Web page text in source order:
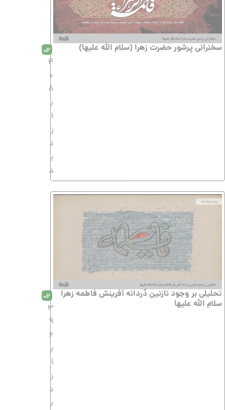
سخنرانى پرشور حضرت زهرا (سلام الله علیها)
4
0
8
ب
ا
ز
د
ی
د
تحليلى بر وجود نازنين دُردانه آفرينش فاطمه زهرا
سلام الله عليها
3
9
6
ب
ا
ز
د
ی